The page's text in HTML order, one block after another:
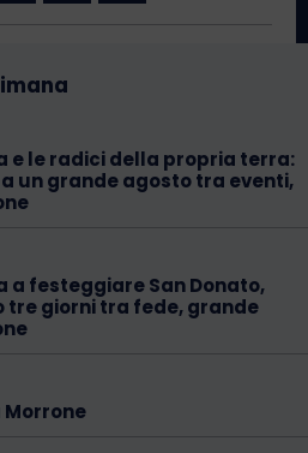
e le radici della propria terra:
un grande agosto tra eventi,
a festeggiare San Donato,
tre giorni tra fede, grande
Morrone